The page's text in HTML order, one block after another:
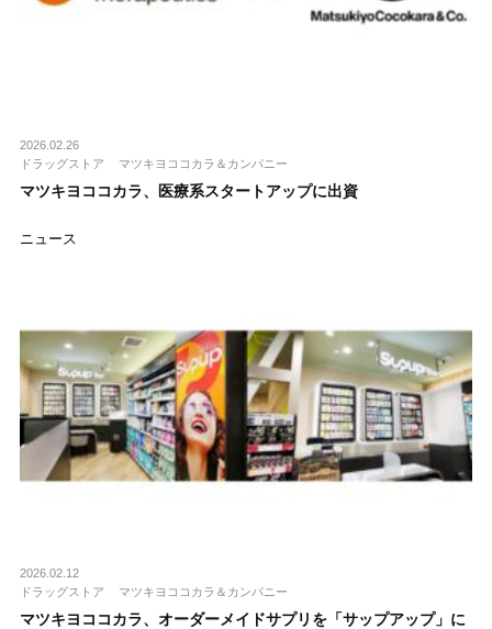
2026.02.26
ドラッグストア
マツキヨココカラ＆カンパニー
マツキヨココカラ、医療系スタートアップに出資
ニュース
2026.02.12
ドラッグストア
マツキヨココカラ＆カンパニー
マツキヨココカラ、オーダーメイドサプリを「サップアップ」に